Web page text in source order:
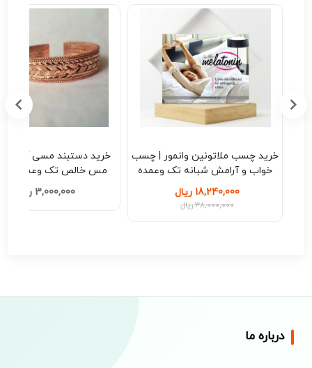
خرید چسب ملاتونین وانمور | چسب
خواب و آرامش شبانه تک وعمده
کد M208
18,240,000 ریال
38,000,000 ریال
مس خالص تک وعمده کد B209
3,000,000 ریال
درباره ما